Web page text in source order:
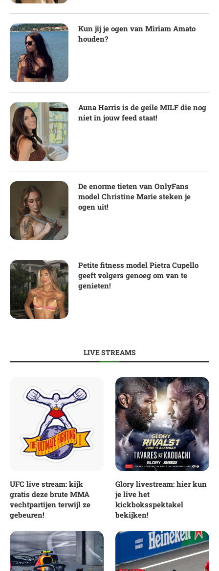
Kun jij je ogen van Miriam Amato
houden?
Auna Harris is de geile MILF die nog
niet in jouw feed staat!
De enorme tieten van OnlyFans
model Christine Marie steken je
ogen uit!
Petite fitness model Pietra Cupello
geeft volgers genoeg om van te
genieten!
LIVE STREAMS
UFC live stream: kijk
gratis deze brute MMA
vechtpartijen terwijl ze
gebeuren!
Glory livestream: hier kun
je live het
kickboksspektakel
bekijken!